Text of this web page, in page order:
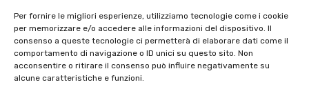
Per fornire le migliori esperienze, utilizziamo tecnologie come i cookie
per memorizzare e/o accedere alle informazioni del dispositivo. Il
consenso a queste tecnologie ci permetterà di elaborare dati come il
comportamento di navigazione o ID unici su questo sito. Non
acconsentire o ritirare il consenso può influire negativamente su
alcune caratteristiche e funzioni.
€629.00 €503.20